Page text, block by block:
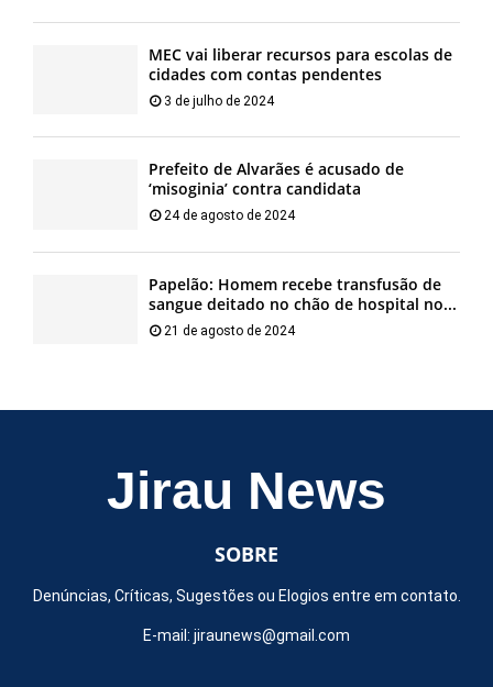
MEC vai liberar recursos para escolas de
cidades com contas pendentes
3 de julho de 2024
Prefeito de Alvarães é acusado de
‘misoginia’ contra candidata
24 de agosto de 2024
Papelão: Homem recebe transfusão de
sangue deitado no chão de hospital no...
21 de agosto de 2024
Jirau News
SOBRE
Denúncias, Críticas, Sugestões ou Elogios entre em contato.
E-mail: jiraunews@gmail.com